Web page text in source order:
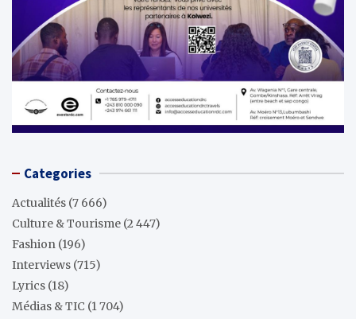
Categories
Actualités (7 666)
Culture & Tourisme (2 447)
Fashion (196)
Interviews (715)
Lyrics (18)
Médias & TIC (1 704)